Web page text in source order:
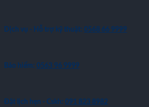
Dịch vụ - Hỗ trợ kỹ thuật: 0568 66 9999
Bảo hiểm: 0563 96 9999
Đặt lịch hẹn - Cskh: 091 823 8982